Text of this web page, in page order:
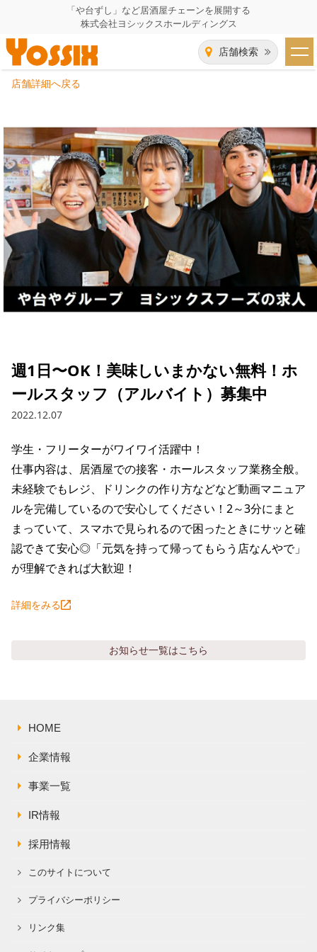
「や台ずし」など居酒屋チェーンを展開する
株式会社ヨシックスホールディングス
店舗検索
HOME
企業情報
企業情報トップ
代表者あいさつ
グループ会社
会社概要
沿革
所在地
事業一覧
飲食事業紹介
飲食事業紹介トップ
や台ずし
ニパチ
焼とりてっぱん
せんと
や台や
海老どて食堂
華花
IR（株主・投資家）情報
IR情報トップ
会長メッセージ
コーポレートガバナンス
財務情報
業績推移
財政状況
株式情報
IRライブラリ
IRライブラリトップ
決算短信
決算説明資料
株主通信
IRカレンダー
株価情報
株主優待
電子公告
採用情報
パート・アルバイト
お問い合わせ
お問い合わせトップ
ご意見・アンケート（ご来店の方）
このサイトについて
プライバシーポリシー
リンク集
サイトマップ
店舗詳細へ戻る
週1日〜OK！美味しいまかない無料！ホ
ールスタッフ（アルバイト）募集中
2022.12.07
学生・フリーターがワイワイ活躍中！
仕事内容は、居酒屋での接客・ホールスタッフ業務全般。
未経験でもレジ、ドリンクの作り方などなど動画マニュア
ルを完備しているので安心してください！2～3分にまと
まっていて、スマホで見られるので困ったときにサッと確
認できて安心◎「元気を持って帰ってもらう店なんやで」
が理解できれば大歓迎！
詳細をみる
お知らせ一覧はこちら
HOME
企業情報
事業一覧
IR情報
採用情報
このサイトについて
プライバシーポリシー
リンク集